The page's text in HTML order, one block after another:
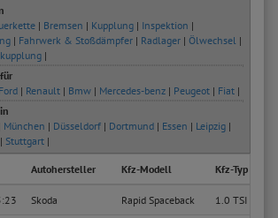
| Bremsen | Kupplung | Inspektion |
| Fahrwerk & Stoßdämpfer | Radlager | Ölwechsel |
|
Ford | Renault | Bmw | Mercedes-benz | Peugeot | Fiat |
München | Düsseldorf | Dortmund | Essen | Leipzig |
| Stuttgart |
Autohersteller Kfz-Modell Kfz-Typ
Skoda Rapid Spaceback 1.0 TSI